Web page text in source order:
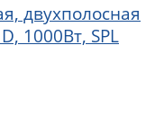
двухполосная
1000Вт, SPL